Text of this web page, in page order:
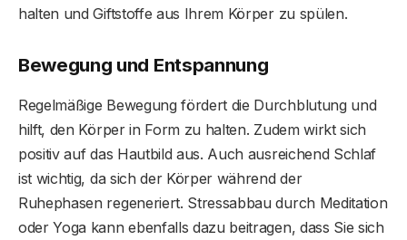
halten und Giftstoffe aus Ihrem Körper zu spülen.
Bewegung und Entspannung
Regelmäßige Bewegung fördert die Durchblutung und
hilft, den Körper in Form zu halten. Zudem wirkt sich
positiv auf das Hautbild aus. Auch ausreichend Schlaf
ist wichtig, da sich der Körper während der
Ruhephasen regeneriert. Stressabbau durch Meditation
oder Yoga kann ebenfalls dazu beitragen, dass Sie sich